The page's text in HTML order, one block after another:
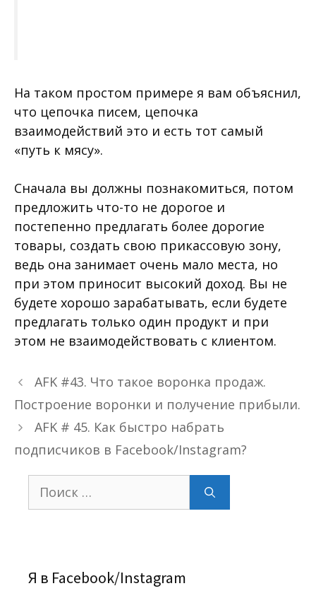
На таком простом примере я вам объяснил,
что цепочка писем, цепочка
взаимодействий это и есть тот самый
«путь к мясу».
Сначала вы должны познакомиться, потом
предложить что-то не дорогое и
постепенно предлагать более дорогие
товары, создать свою прикассовую зону,
ведь она занимает очень мало места, но
при этом приносит высокий доход. Вы не
будете хорошо зарабатывать, если будете
предлагать только один продукт и при
этом не взаимодействовать с клиентом.
AFK #43. Что такое воронка продаж.
Построение воронки и получение прибыли.
AFK # 45. Как быстро набрать
подписчиков в Facebook/Instagram?
Я в Facebook/Instagram